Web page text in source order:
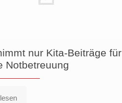
nur Kita-Beiträge für
Notbetreuung